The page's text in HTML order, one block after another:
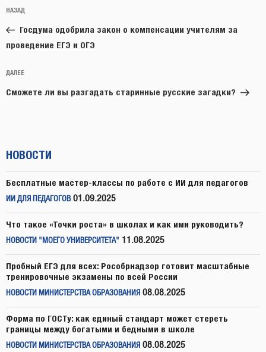
по
записям
Предыдущая
запись:
НАЗАД
Госдума одобрила закон о компенсации учителям за
проведение ЕГЭ и ОГЭ
Следующая
запись
ДАЛЕЕ
Сможете ли вы разгадать старинные русские загадки?
НОВОСТИ
Бесплатные мастер-классы по работе с ИИ для педагогов
ИИ ДЛЯ ПЕДАГОГОВ 01.09.2025
Что такое «Точки роста» в школах и как ими руководить?
НОВОСТИ "МОЕГО УНИВЕРСИТЕТА" 11.08.2025
Пробный ЕГЭ для всех: Рособрнадзор готовит масштабные
тренировочные экзамены по всей России
НОВОСТИ МИНИСТЕРСТВА ОБРАЗОВАНИЯ 08.08.2025
Форма по ГОСТу: как единый стандарт может стереть
границы между богатыми и бедными в школе
НОВОСТИ МИНИСТЕРСТВА ОБРАЗОВАНИЯ 08.08.2025